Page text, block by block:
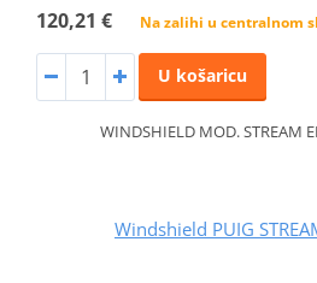
120,21 € Na zalihi u centralnom
U košaricu
WINDSHIELD MOD. STREAM
Windshield PUIG